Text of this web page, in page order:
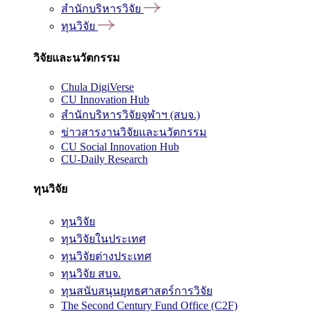
สำนักบริหารวิจัย
ทุนวิจัย
วิจัยและนวัตกรรม
Chula DigiVerse
CU Innovation Hub
สำนักบริหารวิจัยจุฬาฯ (สบจ.)
ข่าวสารงานวิจัยและนวัตกรรม
CU Social Innovation Hub
CU-Daily Research
ทุนวิจัย
ทุนวิจัย
ทุนวิจัยในประเทศ
ทุนวิจัยต่างประเทศ
ทุนวิจัย สบจ.
ทุนสนับสนุนยุทธศาสตร์การวิจัย
The Second Century Fund Office (C2F)